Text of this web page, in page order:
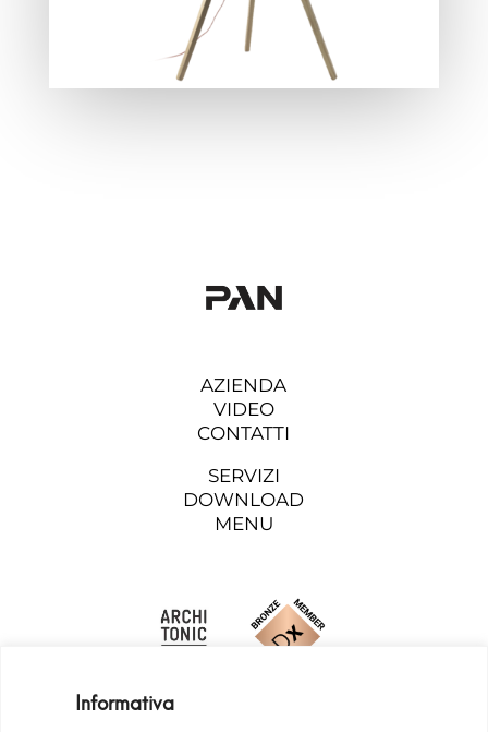
Informativa
AZIENDA
VIDEO
CONTATTI
SERVIZI
DOWNLOAD
MENU